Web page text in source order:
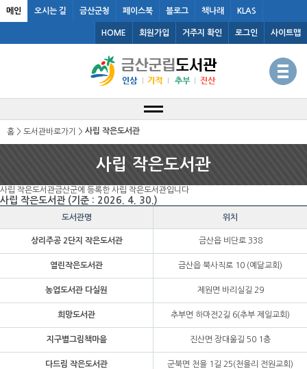
메인 오시는 길 금산군청 페이스북 블로그 책나래 KLAS
HOME 회원가입 거주지 확인 로그인 사이트맵
홈 > 도서관바로가기 > 사립 작은도서관
사립 작은도서관
사립 작은도서관금산군에 등록한 사립 작은도서관입니다
사립 작은도서관 (기준 : 2026. 4. 30.)
도서관명 위치
상리주공 2단지 작은도서관 금산읍 비단로 338
열린작은도서관 금산읍 북사직로 10 (예닮교회)
농업도서관 다실원 제원면 바리실길 29
희망도서관 추부면 하마전2길 6(추부 제일교회)
지구별그림책마을 진산면 장대울길 50 1층
다드림 작은도서관 군북면 천을 1길 25(천을리 전원교회)